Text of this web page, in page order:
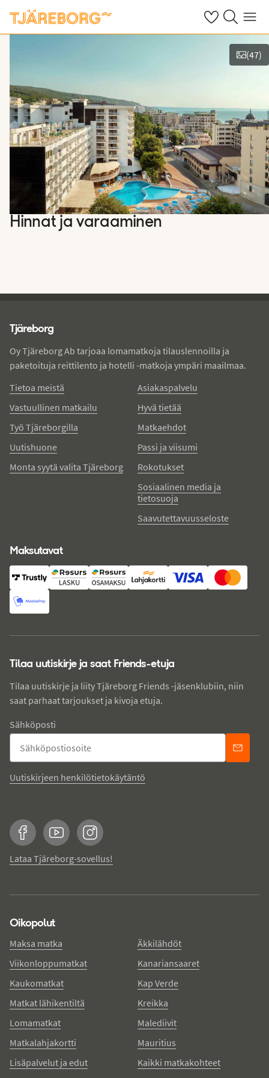
OmatHaku Valikko
Näytä kuvia
(47)
Hinnat ja varaaminen
Tjäreborg
Oy Tjäreborg Ab tarjoaa lomamatkoja tilauslennoilla ja
paketoituja reittilento ja hotelli -matkoja ympäri maailmaa.
Tietoa meistä
Vastuullinen matkailu
Työ Tjäreborgilla
Uutishuone
Monta syytä valita Tjäreborg
Asiakaspalvelu
Hyvä tietää
Matkaehdot
Passi ja viisumi
Rokotukset
Sosiaalinen media ja
tietosuoja
Saavutettavuusseloste
Maksutavat
Tilaa uutiskirje ja saat Friends-etuja
Tilaa uutiskirje ja liity Tjäreborg Friends -jäsenklubiin, niin
saat parhaat tarjoukset ja kivoja etuja.
Sähköposti
Uutiskirjeen henkilötietokäytäntö
FacebookYouTubeInstagram
Lataa Tjäreborg-sovellus!
Oikopolut
Maksa matka
Viikonloppumatkat
Kaukomatkat
Matkat lähikentiltä
Lomamatkat
Matkalahjakortti
Lisäpalvelut ja edut
Äkkilähdöt
Kanariansaaret
Kap Verde
Kreikka
Malediivit
Mauritius
Kaikki matkakohteet